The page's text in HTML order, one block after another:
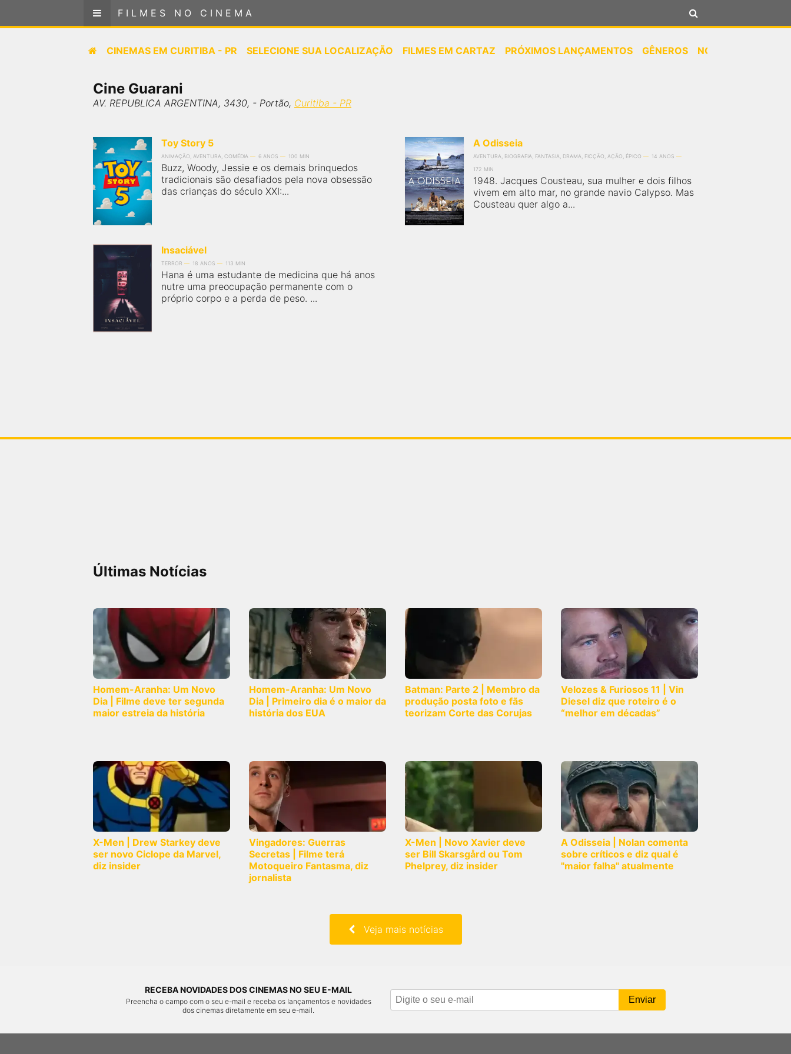
FILMES NO CINEMA
CINEMAS EM CURITIBA - PR SELECIONE SUA LOCALIZAÇÃO FILMES EM CARTAZ PRÓXIMOS LANÇAMENTOS GÊNEROS NOTÍCIAS
Cine Guarani
AV. REPUBLICA ARGENTINA, 3430, - Portão, Curitiba - PR
Toy Story 5
ANIMAÇÃO, AVENTURA, COMÉDIA 6 ANOS 100 MIN
Buzz, Woody, Jessie e os demais brinquedos
tradicionais são desafiados pela nova obsessão
das crianças do século XXI:...
A Odisseia
AVENTURA, BIOGRAFIA, FANTASIA, DRAMA, FICÇÃO, AÇÃO, ÉPICO
14 ANOS
172 MIN
1948. Jacques Cousteau, sua mulher e dois filhos
vivem em alto mar, no grande navio Calypso. Mas
Cousteau quer algo a...
Insaciável
TERROR 18 ANOS 113 MIN
Hana é uma estudante de medicina que há anos
nutre uma preocupação permanente com o
próprio corpo e a perda de peso. ...
Últimas Notícias
Homem-Aranha: Um Novo
Dia | Filme deve ter segunda
maior estreia da história
Homem-Aranha: Um Novo
Dia | Primeiro dia é o maior da
história dos EUA
Batman: Parte 2 | Membro da
produção posta foto e fãs
teorizam Corte das Corujas
Velozes & Furiosos 11 | Vin
Diesel diz que roteiro é o
“melhor em décadas”
X-Men | Drew Starkey deve
ser novo Ciclope da Marvel,
diz insider
Vingadores: Guerras
Secretas | Filme terá
Motoqueiro Fantasma, diz
jornalista
X-Men | Novo Xavier deve
ser Bill Skarsgård ou Tom
Phelprey, diz insider
A Odisseia | Nolan comenta
sobre críticos e diz qual é
"maior falha" atualmente
Veja mais notícias
RECEBA NOVIDADES DOS CINEMAS NO SEU E-MAIL
Preencha o campo com o seu e-mail e receba os lançamentos e novidades
dos cinemas diretamente em seu e-mail.
FILMES NO CINEMA
SELECIONE SUA LOCALIZAÇÃO
PRÓXIMOS LANÇAMENTOS
PÁGINA INICIAL
é o maior localizador de
filmes e sessões de cinema no Brasil. Através dele,
você pode encontrar os filmes no cinema mais
próximos a você ou a qualquer cidade em território
brasileiro. Você pode também acessar informações
sobre cinemas, horários, assistir aos trailers e muito